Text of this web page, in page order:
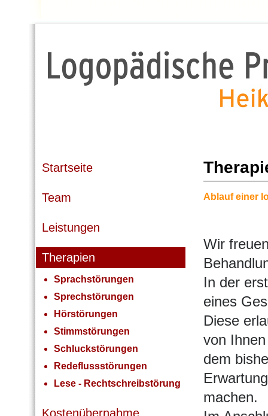
Startseite
Team
Leistungen
Therapien
Sprachstörungen
Sprechstörungen
Hörstörungen
Stimmstörungen
Schluckstörungen
Redeflussstörungen
Lese - Rechtschreibstörung
Kostenübernahme
Ablauf einer
Wir
In der
eines
Diese
von
dem
machen.